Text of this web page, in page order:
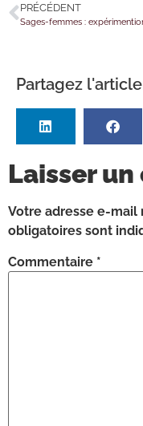
PRÉCÉDENT
Partagez
Laisser
Votre adresse e-mail
obligatoires sont
Commentaire *